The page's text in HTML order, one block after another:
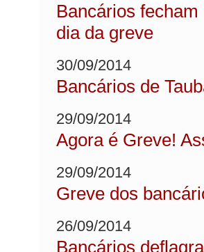
Bancários
dia da greve
30/09/2014
Bancários de
29/09/2014
Agora é Greve!
29/09/2014
Greve dos
26/09/2014
Bancários